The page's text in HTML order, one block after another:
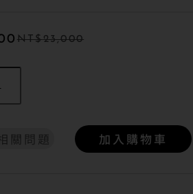
NT$23,000
關問題 加入購物車